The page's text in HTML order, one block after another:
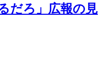
だろ」広報の見